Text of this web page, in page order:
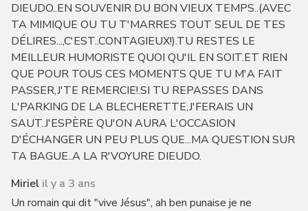
DIEUDO..EN SOUVENIR DU BON VIEUX TEMPS..(AVEC
TA MIMIQUE OU TU T'MARRES TOUT SEUL DE TES
DÉLIRES...,C'EST..CONTAGIEUX!).TU RESTES LE
MEILLEUR HUMORISTE QUOI QU'IL EN SOIT.ET RIEN
QUE POUR TOUS CES MOMENTS QUE TU M'A FAIT
PASSER,J'TE REMERCIE!.SI TU REPASSES DANS
L'PARKING DE LA BLECHERETTE,J'FERAIS UN
SAUT.J'ESPÈRE QU'ON AURA L'OCCASION
D'ÉCHANGER UN PEU PLUS QUE...MA QUESTION SUR
TA BAGUE..A LA R'VOYURE DIEUDO.
Miriel il y a 3 ans
Un romain qui dit "vive Jésus", ah ben punaise je ne